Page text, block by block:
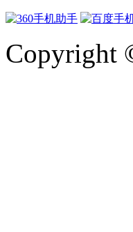
Copyright